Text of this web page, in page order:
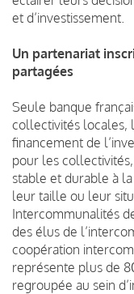
et d’investissement.
Un partenariat
partagées
Seule banque
collectivités locales,
financement de
pour les
stable et durable à
leur taille ou leur
Intercommunalités
des élus de
coopération
représente plus de
regroupée au sein